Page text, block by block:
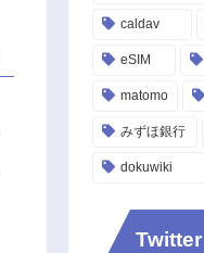
caldav
eSIM
matomo
みずほ銀行
dokuwiki
Twitter